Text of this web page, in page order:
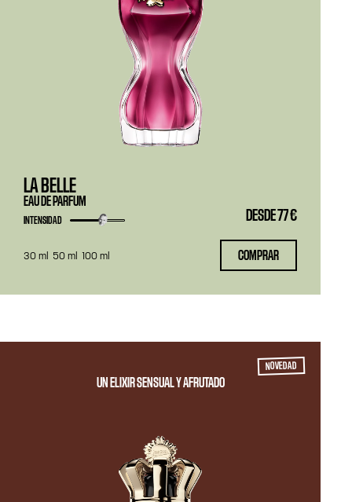
LA BELLE
EAU DE PARFUM
DESDE77 €
INTENSIDAD
30 ml 50 ml 100 ml COMPRAR
NOVEDAD
UN ELIXIR SENSUAL Y AFRUTADO